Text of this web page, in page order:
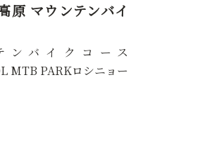
原 マウンテンバイ
ンバイクコース
MTB PARKロシニョー